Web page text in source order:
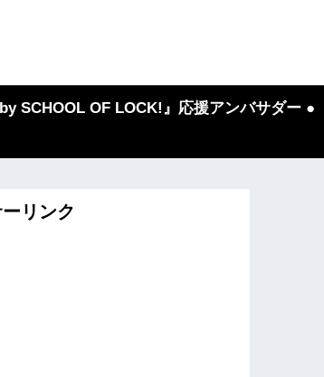
SCHOOL OF LOCK!』応援アンバサダー ●
リンク